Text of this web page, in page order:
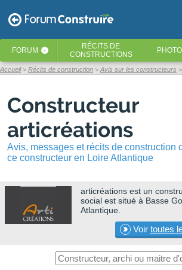
FORUM ‹ RÉCITS DE
CONSTRUCTIONS
Accueil Récits de construction Avis sur les constructeurs
Constructeur
articréations
Avis, messages et récits de construction
ce constructeur en Loire Atlantique
articréations est un
social est situé à Basse
Atlantique.
Voir toutes